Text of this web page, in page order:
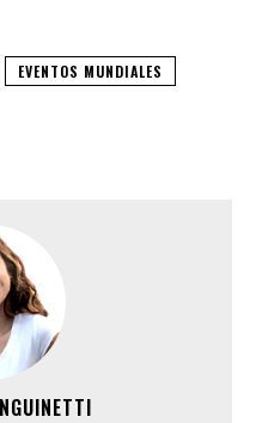
EVENTOS MUNDIALES